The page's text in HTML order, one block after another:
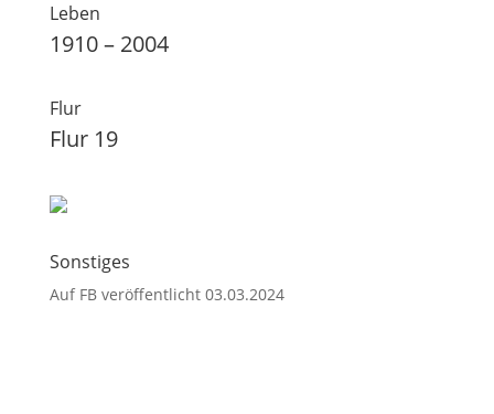
Leben
1910 – 2004
Flur
Flur 19
Sonstiges
Auf FB veröffentlicht 03.03.2024